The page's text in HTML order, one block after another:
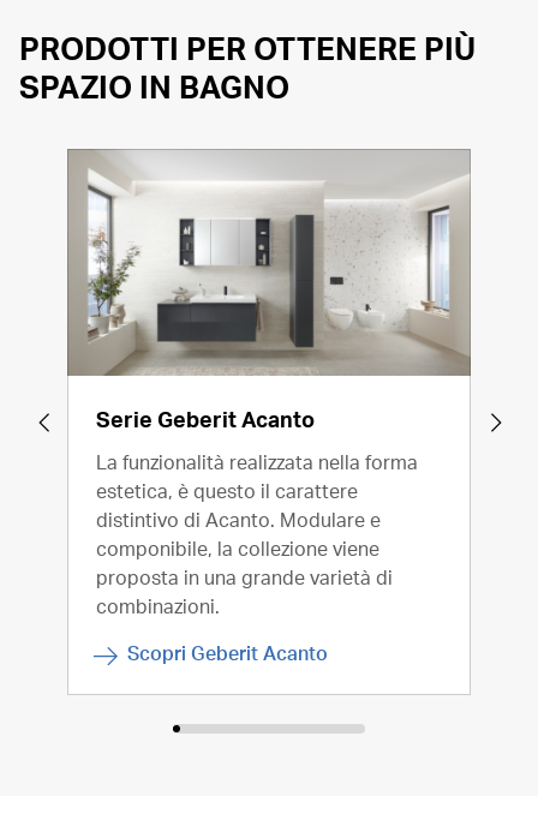
PRODOTTI PER OTTENERE PIÙ
SPAZIO IN BAGNO
Serie Geberit Acanto
La funzionalità realizzata nella forma
estetica, è questo il carattere
distintivo di Acanto. Modulare e
componibile, la collezione viene
proposta in una grande varietà di
combinazioni.
Scopri Geberit Acanto